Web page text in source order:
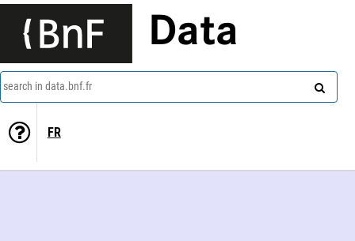
Data
search in data.bnf.fr
FR